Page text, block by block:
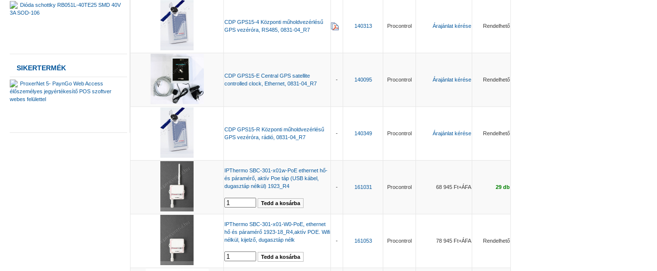
Dióda schottky RB051L-40TE25 SMD 40V
3A SOD-106
SIKERTERMÉK
ProxerNet 5- PaynGo Web Access
élőszemélyes jegyértékesítő POS szoftver
webes felülettel
CDP GPS15-4 Központi műholdvezérlésű
GPS vezéróra, RS485, 0831-04_R7
140313 Procontrol Árajánlat kérése Rendelhető
CDP GPS15-E Central GPS satellite
controlled clock, Ethernet, 0831-04_R7
- 140095 Procontrol Árajánlat kérése Rendelhető
CDP GPS15-R Központi műholdvezérlésű
GPS vezéróra, rádió, 0831-04_R7
- 140349 Procontrol Árajánlat kérése Rendelhető
IPThermo SBC-301-x01w-PoE ethernet hő-
és páramérő, aktív Poe táp (USB kábel,
dugasztáp nélkül) 1923_R4
- 161031 Procontrol 68 945 Ft+ÁFA 29 db
IPThermo SBC-301-x01-W0-PoE, ethernet
hő és páramérő 1923-18_R4,aktív POE. Wifi
nélkül, kijelző, dugasztáp nélk
- 161053 Procontrol 78 945 Ft+ÁFA Rendelhető